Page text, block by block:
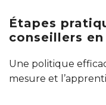
Étapes
conseillers
Une politique
mesure et